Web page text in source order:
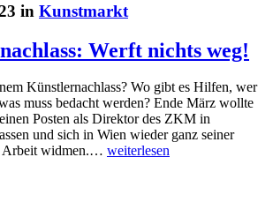
in Kunstmarkt
Werft nichts weg!
Künstlernachlass? Wo gibt es Hilfen, wer
muss bedacht werden? Ende März wollte
Posten als Direktor des ZKM in
und sich in Wien wieder ganz seiner
Arbeit widmen.… weiterlesen